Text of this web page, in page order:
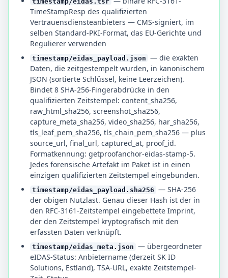
TimeStampResp des qualifizierten
Vertrauensdiensteanbieters — CMS-signiert, im
selben Standard-PKI-Format, das EU-Gerichte und
Regulierer verwenden
timestamp/eidas_payload.json — die exakten
Daten, die zeitgestempelt wurden, in kanonischem
JSON (sortierte Schlüssel, keine Leerzeichen).
Bindet 8 SHA-256-Fingerabdrücke in den
qualifizierten Zeitstempel: content_sha256,
raw_html_sha256, screenshot_sha256,
capture_meta_sha256, video_sha256, har_sha256,
tls_leaf_pem_sha256, tls_chain_pem_sha256 — plus
source_url, final_url, captured_at, proof_id.
Formatkennung: getproofanchor-eidas-stamp-5.
Jedes forensische Artefakt im Paket ist in einen
einzigen qualifizierten Zeitstempel eingebunden.
timestamp/eidas_payload.sha256 — SHA-256
der obigen Nutzlast. Genau dieser Hash ist der in
den RFC-3161-Zeitstempel eingebettete Imprint,
der den Zeitstempel kryptografisch mit den
erfassten Daten verknüpft.
timestamp/eidas_meta.json — übergeordneter
eIDAS-Status: Anbietername (derzeit SK ID
Solutions, Estland), TSA-URL, exakte Zeitstempel-